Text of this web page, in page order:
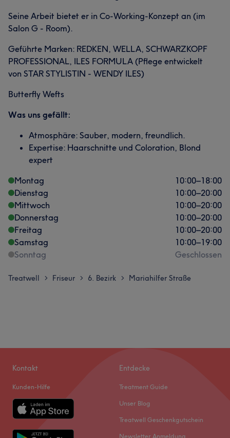
Seine Arbeit bietet er in Co-Working-Konzept an (im
Salon G - Room).
Geführte Marken: REDKEN, WELLA, SCHWARZKOPF
PROFESSIONAL, ILES FORMULA (Pflege entwickelt
von STAR STYLISTIN - WENDY ILES)
Butterfly Wefts
Was uns gefällt:
Atmosphäre: Sauber, modern, freundlich.
Expertise: Haarschnitte und Coloration, Blond
expert
Montag
10:00–18:00
Dienstag
10:00–20:00
Mittwoch
10:00–20:00
Donnerstag
10:00–20:00
Freitag
10:00–20:00
Samstag
10:00–19:00
Sonntag
Geschlossen
Treatwell > Friseur > 6. Bezirk > Mariahilfer Straße
Kontakt
Kunden-Hilfe
Entdecke
Treatment Guide
Unser Blog
Treatwell Geschenkgutschein
Newsletter Anmeldung